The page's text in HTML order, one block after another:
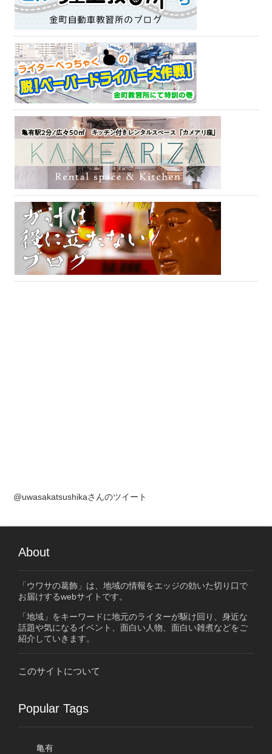
@uwasakatsushikaさんのツイート
About
「ウワサの葛飾」は、地域の情報をエッジの効いた切り口で
お届けするwebサイトです。
「地域」をキーワードに地元のライターが駆け回り、身近な
話題や気になるイベント、面白い人物、面白い雑煮などをご
紹介していきます。
このサイトについて
Popular Tags
亀有